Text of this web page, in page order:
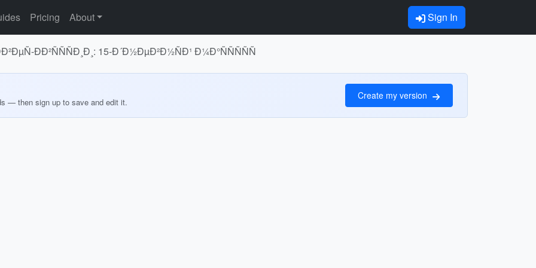
Pricing About Sign In
ÐÐ²ÑÑÑÐ¸Ð¸: 15-Ð´Ð½ÐµÐ²Ð½ÑÐ¹ Ð¼Ð°ÑÑÑÑÑ
— then sign up to save and edit it.
Create my version